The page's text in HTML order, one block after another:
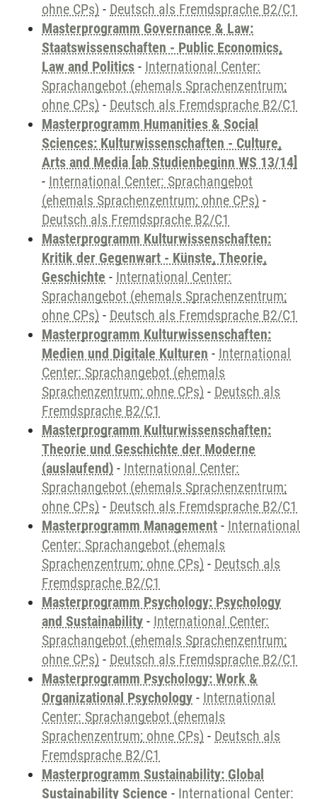
ohne CPs) - Deutsch als Fremdsprache B2/C1
Masterprogramm Governance & Law:
Staatswissenschaften - Public Economics,
Law and Politics - International Center:
Sprachangebot (ehemals Sprachenzentrum;
ohne CPs) - Deutsch als Fremdsprache B2/C1
Masterprogramm Humanities & Social
Sciences: Kulturwissenschaften - Culture,
Arts and Media [ab Studienbeginn WS 13/14]
- International Center: Sprachangebot
(ehemals Sprachenzentrum; ohne CPs) -
Deutsch als Fremdsprache B2/C1
Masterprogramm Kulturwissenschaften:
Kritik der Gegenwart - Künste, Theorie,
Geschichte - International Center:
Sprachangebot (ehemals Sprachenzentrum;
ohne CPs) - Deutsch als Fremdsprache B2/C1
Masterprogramm Kulturwissenschaften:
Medien und Digitale Kulturen - International
Center: Sprachangebot (ehemals
Sprachenzentrum; ohne CPs) - Deutsch als
Fremdsprache B2/C1
Masterprogramm Kulturwissenschaften:
Theorie und Geschichte der Moderne
(auslaufend) - International Center:
Sprachangebot (ehemals Sprachenzentrum;
ohne CPs) - Deutsch als Fremdsprache B2/C1
Masterprogramm Management - International
Center: Sprachangebot (ehemals
Sprachenzentrum; ohne CPs) - Deutsch als
Fremdsprache B2/C1
Masterprogramm Psychology: Psychology
and Sustainability - International Center:
Sprachangebot (ehemals Sprachenzentrum;
ohne CPs) - Deutsch als Fremdsprache B2/C1
Masterprogramm Psychology: Work &
Organizational Psychology - International
Center: Sprachangebot (ehemals
Sprachenzentrum; ohne CPs) - Deutsch als
Fremdsprache B2/C1
Masterprogramm Sustainability: Global
Sustainability Science - International Center: